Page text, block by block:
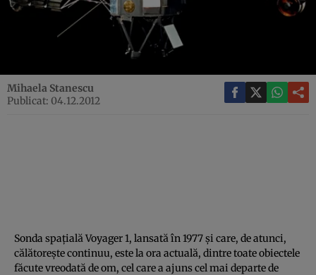
Mihaela Stanescu
Publicat: 04.12.2012
Sonda spaţială Voyager 1, lansată în 1977 şi care, de atunci,
călătoreşte continuu, este la ora actuală, dintre toate obiectele
făcute vreodată de om, cel care a ajuns cel mai departe de